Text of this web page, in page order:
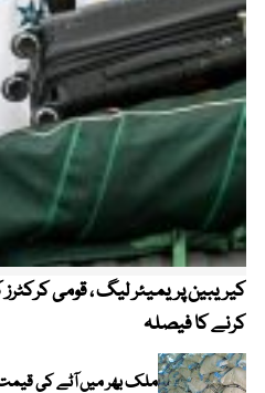
کرنے کا فیصلہ
ملک بھر میں آٹے کی